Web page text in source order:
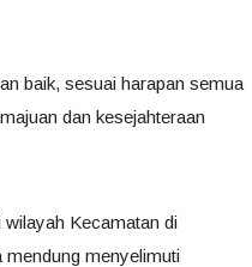
baik, sesuai harapan semua
dan kesejahteraan
Kecamatan di
mendung menyelimuti